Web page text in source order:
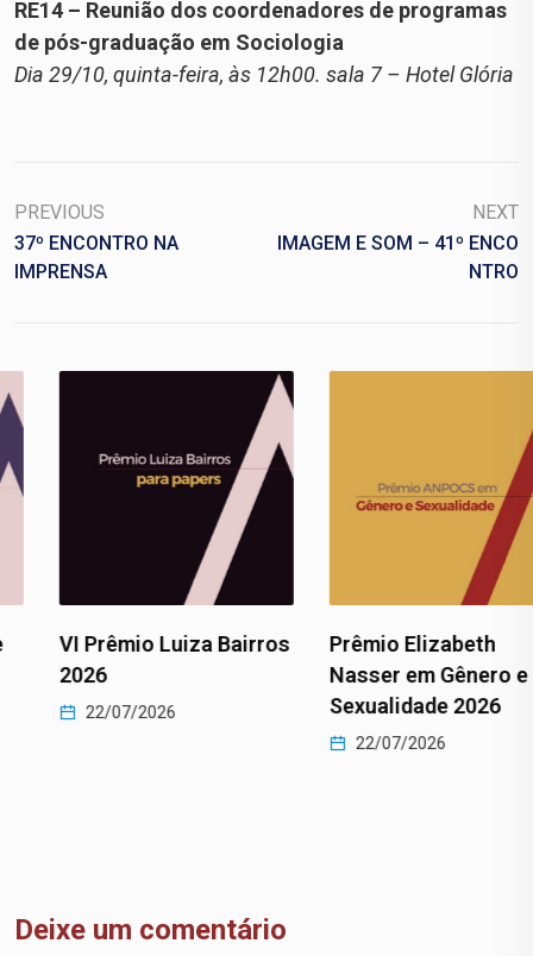
RE14 – Reunião dos coordenadores de programas
de pós-graduação em Sociologia
Dia 29/10, quinta-feira, às 12h00. sala 7 – Hotel Glória
PREVIOUS
37º ENCONTRO NA
IMPRENSA
NEXT
IMAGEM E SOM – 41º ENCO
NTRO
VI Prêmio Luiza Bairros
2026
22/07/2026
Prêmio Elizabeth
Nasser em Gênero e
Sexualidade 2026
22/07/2026
Deixe um comentário